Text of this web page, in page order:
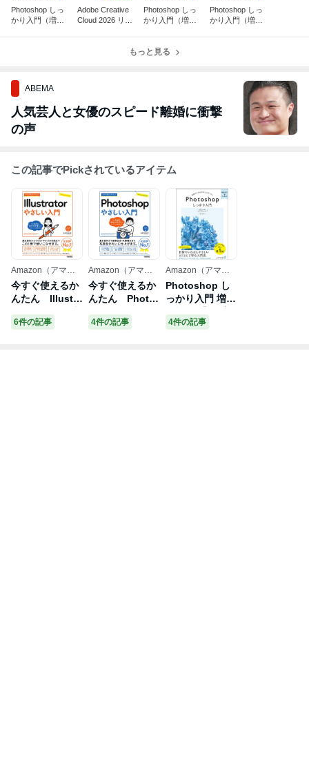
Photoshop しっ
かり入門（増補
Adobe Creative
Cloud 2026 リリ
Photoshop しっ
かり入門（増補
Photoshop しっ
かり入門（増補
もっと見る
ABEMA
人気芸人と女優のスピード離婚に衝撃
の声
この記事でPickされているアイテム
Amazon（アマゾ
ン）
今すぐ使えるか
んたん Illustra
tor やさしい入
門
6件の記事
Amazon（アマゾ
ン）
今すぐ使えるか
んたん Photo
shop やさし
い入門
4件の記事
Amazon（アマゾ
ン）
Photoshop し
っかり入門 増補
改訂版 【CC完
全対応】[Mac &
4件の記事